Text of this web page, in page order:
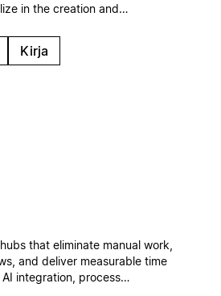
in the creation and
in Spain.
Kirja
that eliminate manual work,
and deliver measurable time
integration, process